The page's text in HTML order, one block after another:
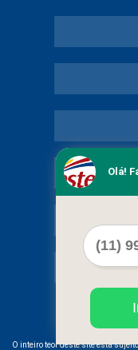
O inteiro teor deste site está
Olá!